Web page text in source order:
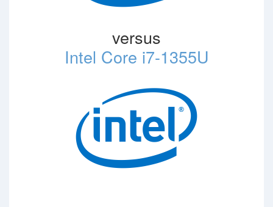
versus
Intel Core i7-1355U